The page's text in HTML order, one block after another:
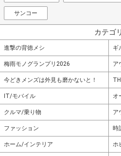
サンコー
カテゴリ
進撃の背徳メシ ギ
梅雨モノグランプリ2026 ア
今どきメンズは外見も磨かないと！
IT/モバイル オ
クルマ/乗り物 ア
ファッション 時
ホーム/インテリア ホ